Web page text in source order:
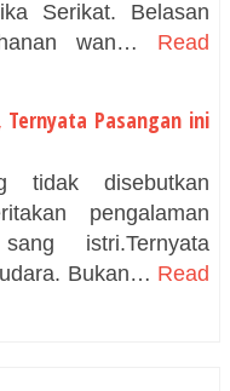
Serikat. Belasan
wan…
Read
Pasangan ini
tidak disebutkan
pengalaman
istri.Ternyata
Bukan… Read